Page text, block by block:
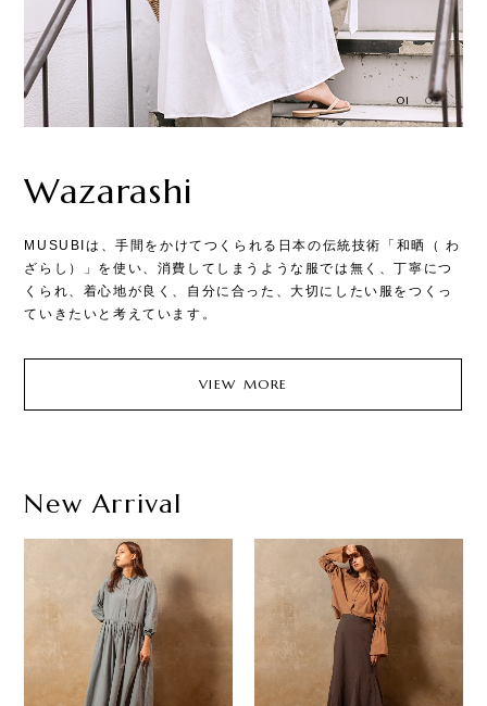
01 02
Wazarashi
MUSUBIは、手間をかけてつくられる日本の伝統技術「和晒（ わ
ざらし）」を使い、消費してしまうような服では無く、丁寧につ
くられ、着心地が良く、自分に合った、大切にしたい服をつくっ
ていきたいと考えています。
VIEW MORE
New Arrival